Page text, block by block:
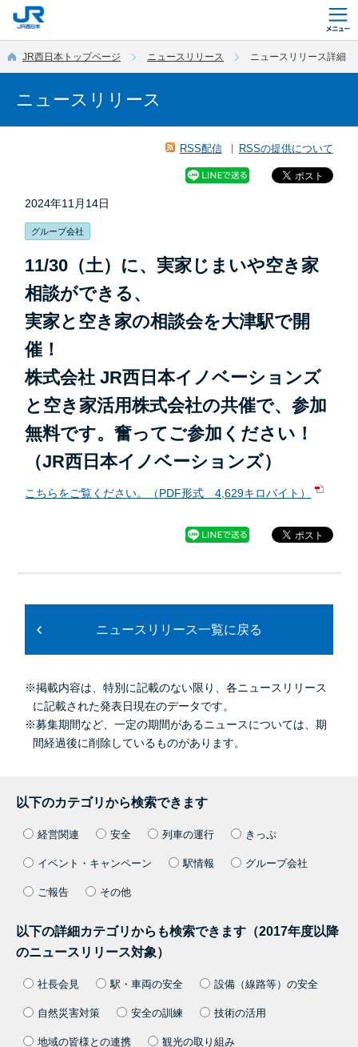
JR西日本トップページ ニュースリリース ニュースリリース詳細
ニュースリリース
RSS配信 RSSの提供について
2024年11月14日
グループ会社
11/30（土）に、実家じまいや空き家
相談ができる、
実家と空き家の相談会を大津駅で開
催！
株式会社 JR西日本イノベーションズ
と空き家活用株式会社の共催で、参加
無料です。奮ってご参加ください！
（JR西日本イノベーションズ）
こちらをご覧ください。（PDF形式 4,629キロバイト）
ニュースリリース一覧に戻る
※掲載内容は、特別に記載のない限り、各ニュースリリース
に記載された発表日現在のデータです。
※募集期間など、一定の期間があるニュースについては、期
間経過後に削除しているものがあります。
以下のカテゴリから検索できます
経営関連 安全 列車の運行 きっぷ
イベント・キャンペーン 駅情報 グループ会社
ご報告 その他
以下の詳細カテゴリからも検索できます（2017年度以降
のニュースリリース対象）
社長会見 駅・車両の安全 設備（線路等）の安全
自然災害対策 安全の訓練 技術の活用
地域の皆様との連携 観光の取り組み